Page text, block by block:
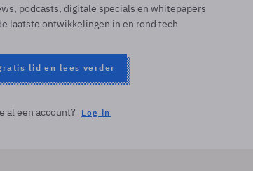
podcasts, digitale specials en whitepapers
laatste ontwikkelingen in en rond tech
lid en lees verder
al een account? Log in